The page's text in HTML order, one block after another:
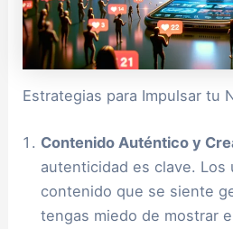
Estrategias para Impulsar tu
Contenido Auténtico y
autenticidad es clave. Los
contenido que se siente
tengas miedo de mostrar